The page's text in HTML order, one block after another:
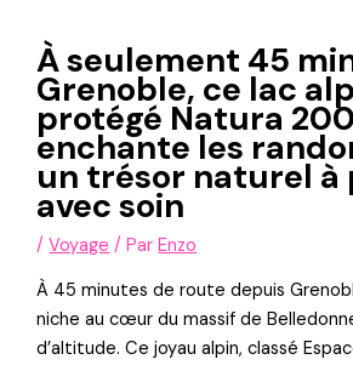
À seulement 45
Grenoble, ce lac
protégé Natura
enchante les
un trésor naturel à
avec soin
/Voyage / ParEnzo
À 45 minutes de route depuis
niche au cœur du massif de
d’altitude. Ce joyau alpin, classé